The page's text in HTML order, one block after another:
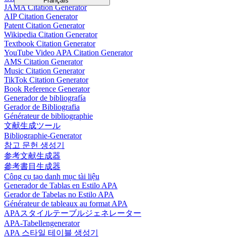
JAMA Citation Generator
AIP Citation Generator
Patent Citation Generator
Wikipedia Citation Generator
Textbook Citation Generator
YouTube Video APA Citation Generator
AMS Citation Generator
Music Citation Generator
TikTok Citation Generator
Book Reference Generator
Generador de bibliografía
Gerador de Bibliografia
Générateur de bibliographie
文献生成ツール
Bibliographie-Generator
참고 문헌 생성기
参考文献生成器
參考書目生成器
Công cụ tạo danh mục tài liệu
Generador de Tablas en Estilo APA
Gerador de Tabelas no Estilo APA
Générateur de tableaux au format APA
APAスタイルテーブルジェネレーター
APA-Tabellengenerator
APA 스타일 테이블 생성기